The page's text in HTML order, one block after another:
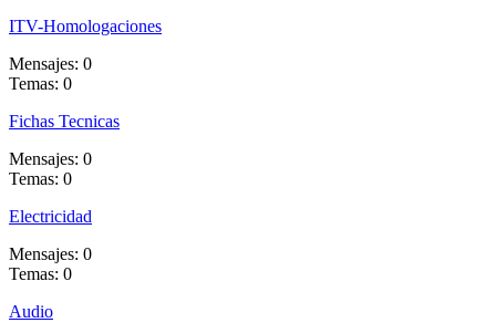
ITV-Homologaciones
Mensajes: 0
Temas: 0
Fichas Tecnicas
Mensajes: 0
Temas: 0
Electricidad
Mensajes: 0
Temas: 0
Audio